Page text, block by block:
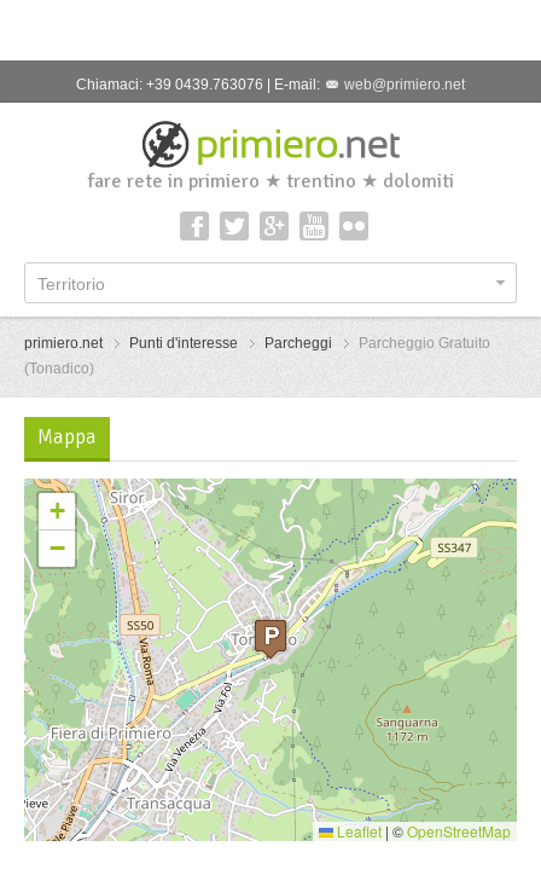
Chiamaci: +39 0439.763076 | E-mail: web@primiero.net
fare rete in primiero ★ trentino ★ dolomiti
Territorio
primiero.net Punti d'interesse Parcheggi
Parcheggio Gratuito
(Tonadico)
Mappa
+
−
Leaflet | ©OpenStreetMap